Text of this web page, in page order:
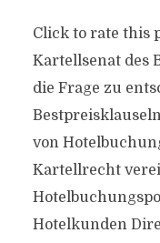
Click to rate this
Kartellsenat des
die Frage zu
von
Kartellrecht
Hotelkunden